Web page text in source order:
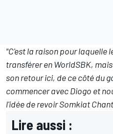
"C'est la raison pour laquelle
transférer en WorldSBK,
son retour ici, de ce côté du
commencer avec Diogo et
l'idée de revoir Somkiat
Lire aussi :